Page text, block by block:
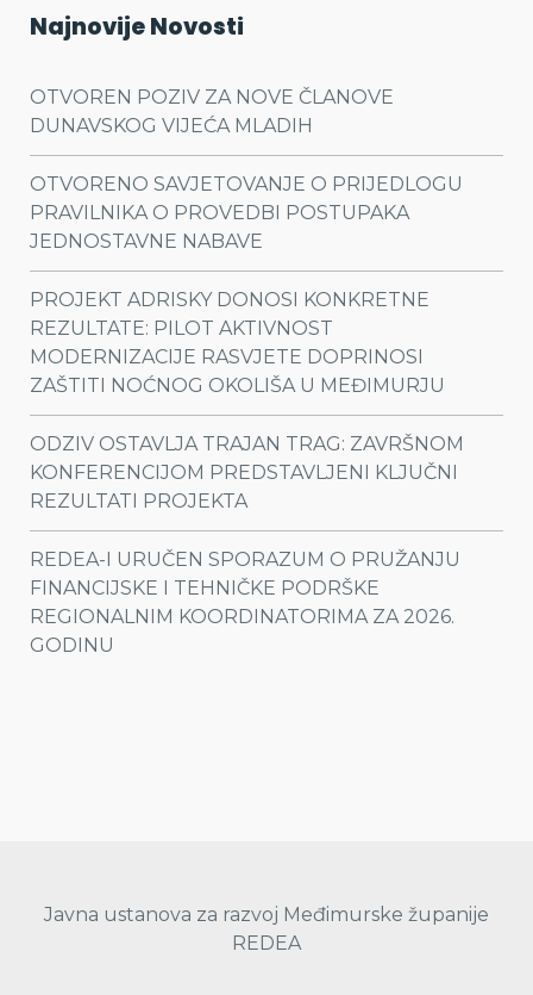
Najnovije Novosti
OTVOREN POZIV ZA NOVE ČLANOVE
DUNAVSKOG VIJEĆA MLADIH
OTVORENO SAVJETOVANJE O PRIJEDLOGU
PRAVILNIKA O PROVEDBI POSTUPAKA
JEDNOSTAVNE NABAVE
PROJEKT ADRISKY DONOSI KONKRETNE
REZULTATE: PILOT AKTIVNOST
MODERNIZACIJE RASVJETE DOPRINOSI
ZAŠTITI NOĆNOG OKOLIŠA U MEĐIMURJU
ODZIV OSTAVLJA TRAJAN TRAG: ZAVRŠNOM
KONFERENCIJOM PREDSTAVLJENI KLJUČNI
REZULTATI PROJEKTA
REDEA-I URUČEN SPORAZUM O PRUŽANJU
FINANCIJSKE I TEHNIČKE PODRŠKE
REGIONALNIM KOORDINATORIMA ZA 2026.
GODINU
Javna ustanova za razvoj Međimurske županije
REDEA